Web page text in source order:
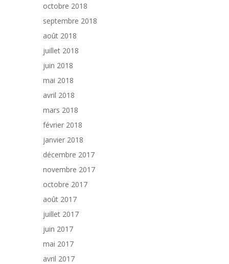
octobre 2018
septembre 2018
août 2018
juillet 2018
juin 2018
mai 2018
avril 2018
mars 2018
février 2018
janvier 2018
décembre 2017
novembre 2017
octobre 2017
août 2017
juillet 2017
juin 2017
mai 2017
avril 2017